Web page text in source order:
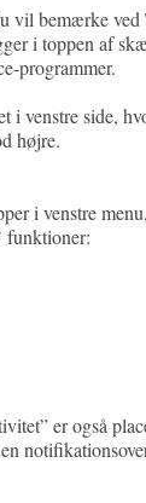
vil bemærke ved
i toppen af
programmer.
i venstre side,
højre.
i venstre
funktioner:
er også